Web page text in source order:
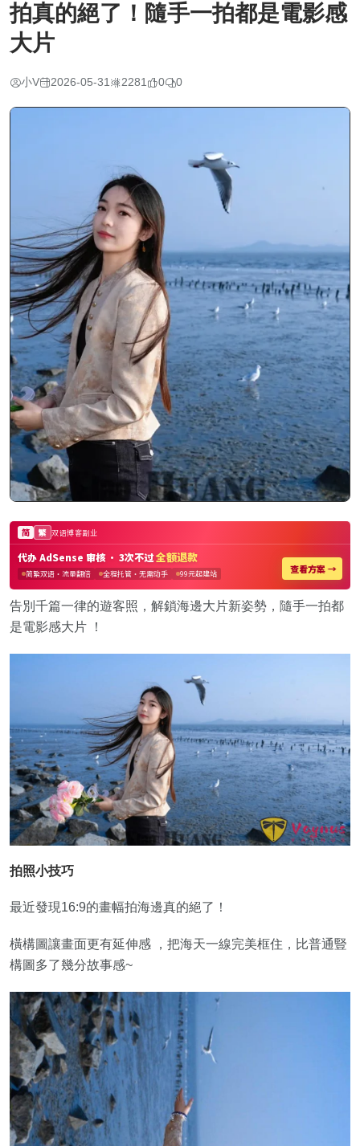
拍真的絕了！隨手一拍都是電影感
大片
小V 2026-05-31 2281 0 0
告別千篇一律的遊客照，解鎖海邊大片新姿勢，隨手一拍都
是電影感大片 ！
拍照小技巧
最近發現16:9的畫幅拍海邊真的絕了！
橫構圖讓畫面更有延伸感 ，把海天一線完美框住，比普通豎
構圖多了幾分故事感~